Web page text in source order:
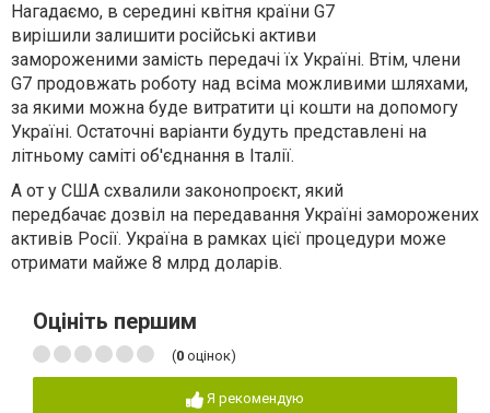
Нагадаємо, в середині квітня країни G7
вирішили залишити російські активи
замороженими замість передачі їх Україні. Втім, члени
G7 продовжать роботу над всіма можливими шляхами,
за якими можна буде витратити ці кошти на допомогу
Україні. Остаточні варіанти будуть представлені на
літньому саміті об'єднання в Італії.
А от у США схвалили законопроєкт, який
передбачає дозвіл на передавання Україні заморожених
активів Росії. Україна в рамках цієї процедури може
отримати майже 8 млрд доларів.
Оцініть першим
(0 оцінок)
Я рекомендую